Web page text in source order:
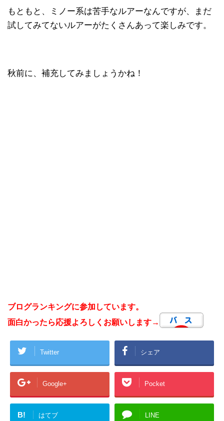
もともと、ミノー系は苦手なルアーなんですが、まだ
試してみてないルアーがたくさんあって楽しみです。
秋前に、補充してみましょうかね！
ブログランキングに参加しています。
面白かったら応援よろしくお願いします→
Twitter シェア
Google+ Pocket
B! はてブ LINE